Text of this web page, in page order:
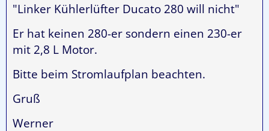
"Linker Kühlerlüfter Ducato 280 will nicht"
Er hat keinen 280-er sondern einen 230-er
mit 2,8 L Motor.
Bitte beim Stromlaufplan beachten.
Gruß
Werner